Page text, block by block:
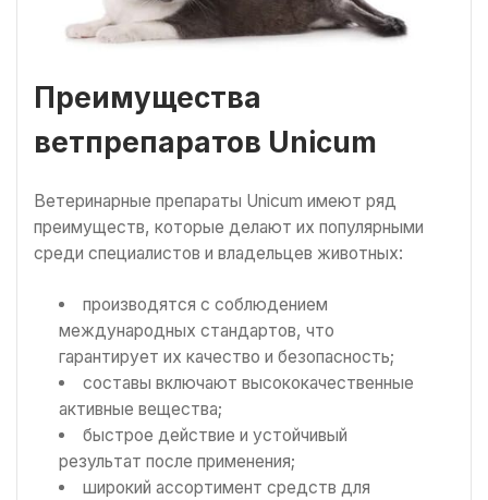
Преимущества
ветпрепаратов Unicum
Ветеринарные препараты Unicum имеют ряд
преимуществ, которые делают их популярными
среди специалистов и владельцев животных:
производятся с соблюдением
международных стандартов, что
гарантирует их качество и безопасность;
составы включают высококачественные
активные вещества;
быстрое действие и устойчивый
результат после применения;
широкий ассортимент средств для